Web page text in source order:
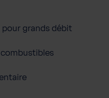
pour grands débit